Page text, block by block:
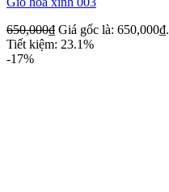
650,000₫ Giá gốc là: 650,000₫.
Tiết kiệm: 23.1%
-17%